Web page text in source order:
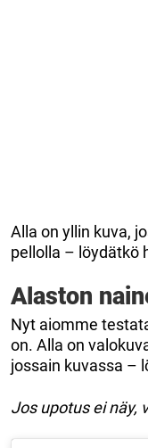
Alla on yllin kuva,
pellolla – löydätkö
Alaston
Nyt aiomme
on. Alla on
jossain kuvassa –
Jos upotus ei näy,